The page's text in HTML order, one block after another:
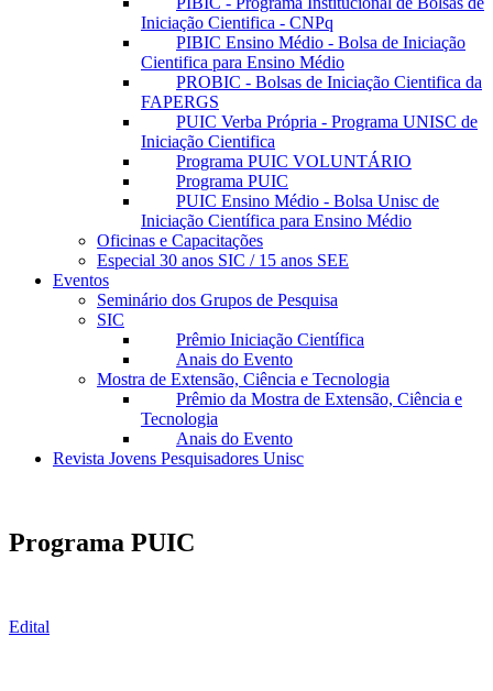
Iniciação Cientifica - CNPq
PIBIC Ensino Médio - Bolsa de Iniciação
Cientifica para Ensino Médio
PROBIC - Bolsas de Iniciação Cientifica da
FAPERGS
PUIC Verba Própria - Programa UNISC de
Iniciação Cientifica
Programa PUIC VOLUNTÁRIO
Programa PUIC
PUIC Ensino Médio - Bolsa Unisc de
Iniciação Científica para Ensino Médio
Oficinas e Capacitações
Especial 30 anos SIC / 15 anos SEE
Eventos
Seminário dos Grupos de Pesquisa
SIC
Prêmio Iniciação Científica
Anais do Evento
Mostra de Extensão, Ciência e Tecnologia
Prêmio da Mostra de Extensão, Ciência e
Tecnologia
Anais do Evento
Revista Jovens Pesquisadores Unisc
Programa PUIC
Edital